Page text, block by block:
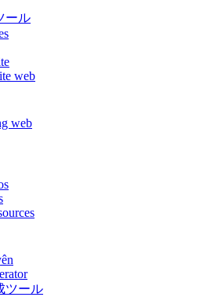
ール
web
web
ツール